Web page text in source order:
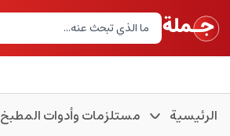
الرئيسية مستلزمات وأدوات المطبخ